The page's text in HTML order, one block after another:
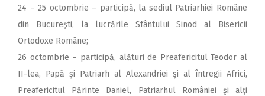
24 – 25 octombrie – participă, la sediul Patriarhiei Române
din Bucureşti, la lucrările Sfântului Sinod al Bisericii
Ortodoxe Române;
26 octombrie – participă, alături de Preafericitul Teodor al
II-lea, Papă şi Patriarh al Alexandriei şi al întregii Africi,
Preafericitul Părinte Daniel, Patriarhul României şi alţi